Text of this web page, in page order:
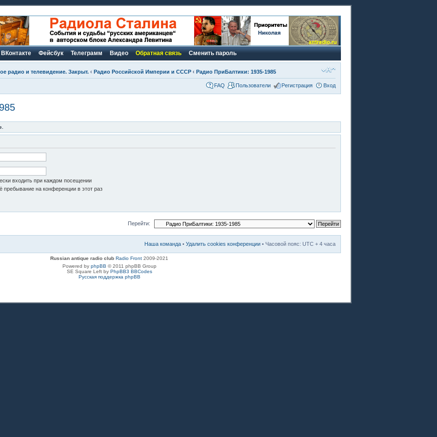
ВКонтакте Фейсбук Телеграмм Видео Обратная связь Сменить пароль
радио и телевидение. Закрыт. ‹ Радио Российской Империи и СССР ‹ Радио ПриБалтики: 1935-1985
FAQ Пользователи Регистрация Вход
входить при каждом посещении
пребывание на конференции в этот раз
Перейти:
Наша команда • Удалить cookies конференции • Часовой пояс: UTC + 4 часа
Russian antique radio club Radio Front 2009-2021
Powered by phpBB © 2011 phpBB Group
SE Square Left by PhpBB3 BBCodes
Русская поддержка phpBB